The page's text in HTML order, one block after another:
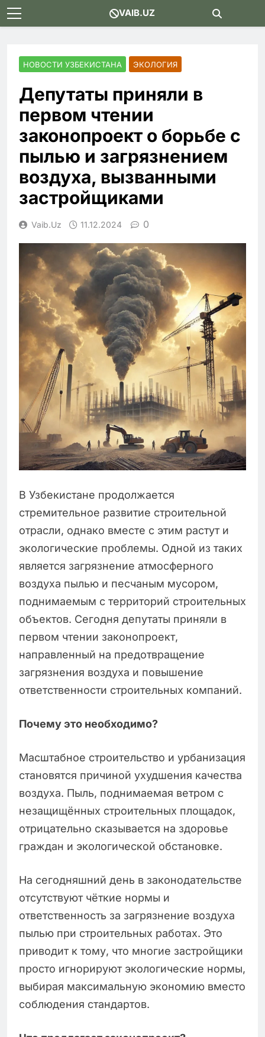
Skip
to
VAIB.UZ
НОВОСТИ УЗБЕКИСТАНА ЭКОЛОГИЯ
Депутаты приняли в
первом чтении
законопроект о борьбе с
пылью и загрязнением
воздуха, вызванными
застройщиками
Vaib.uz 11.12.2024 0
В Узбекистане продолжается
стремительное развитие строительной
отрасли, однако вместе с этим растут и
экологические проблемы. Одной из таких
является загрязнение атмосферного
воздуха пылью и песчаным мусором,
поднимаемым с территорий строительных
объектов. Сегодня депутаты приняли в
первом чтении законопроект,
направленный на предотвращение
загрязнения воздуха и повышение
ответственности строительных компаний.
Почему это необходимо?
Масштабное строительство и урбанизация
становятся причиной ухудшения качества
воздуха. Пыль, поднимаемая ветром с
незащищённых строительных площадок,
отрицательно сказывается на здоровье
граждан и экологической обстановке.
На сегодняшний день в законодательстве
отсутствуют чёткие нормы и
ответственность за загрязнение воздуха
пылью при строительных работах. Это
приводит к тому, что многие застройщики
просто игнорируют экологические нормы,
выбирая максимальную экономию вместо
соблюдения стандартов.